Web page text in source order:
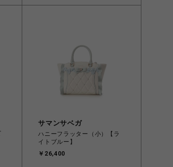
サマンサベガ
ハニーフラッター（小）【ラ
イトブルー】
￥26,400